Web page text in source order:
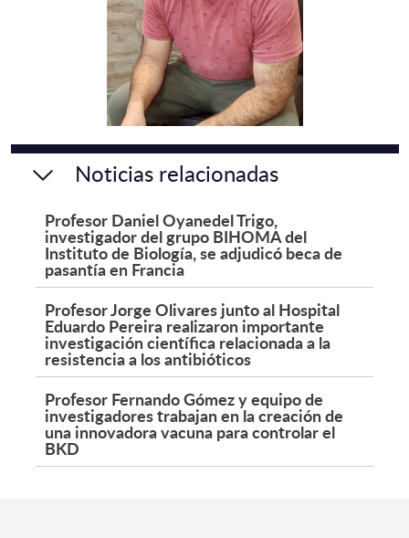
Noticias relacionadas
Profesor Daniel Oyanedel Trigo,
investigador del grupo BIHOMA del
Instituto de Biología, se adjudicó beca de
pasantía en Francia
Profesor Jorge Olivares junto al Hospital
Eduardo Pereira realizaron importante
investigación científica relacionada a la
resistencia a los antibióticos
Profesor Fernando Gómez y equipo de
investigadores trabajan en la creación de
una innovadora vacuna para controlar el
BKD